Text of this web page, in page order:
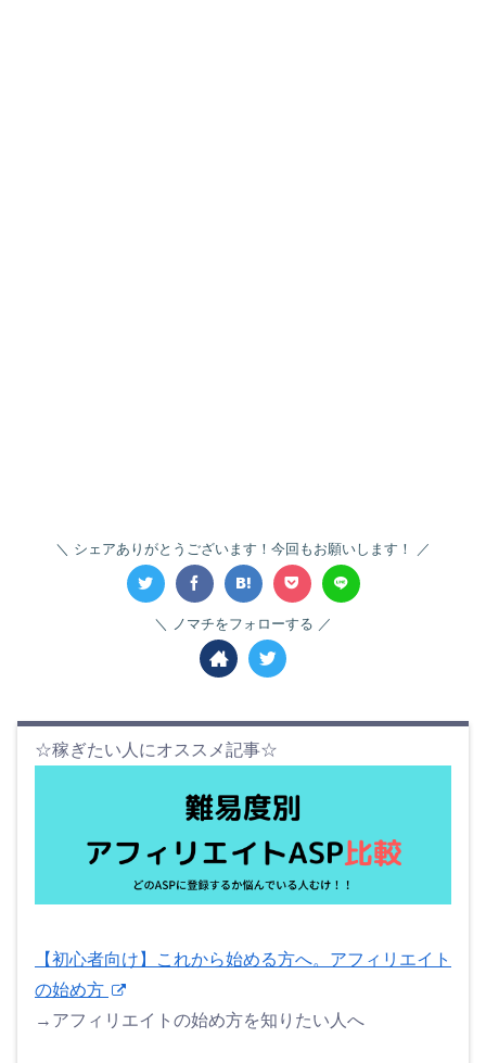
シェアありがとうございます！今回もお願いします！
ノマチをフォローする
☆稼ぎたい人にオススメ記事☆
【初心者向け】これから始める方へ。アフィリエイト
の始め方
→アフィリエイトの始め方を知りたい人へ